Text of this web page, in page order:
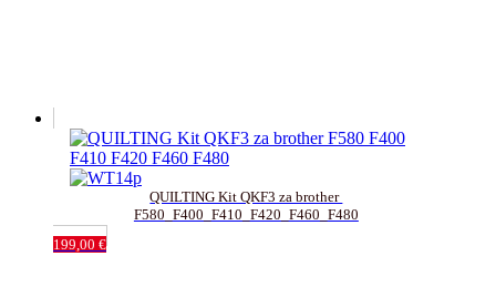
QUILTING Kit QKF3 za brother
F580_F400_F410_F420_F460_F480
199,00 €